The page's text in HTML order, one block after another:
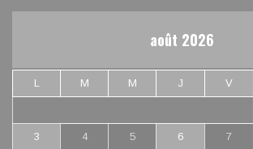
août 2026
L M M J V
3 4 5 6 7